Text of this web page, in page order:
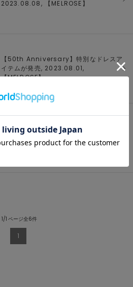
2023.08.08, 【 MELROSE 】
【50th Anniversary】特別なドレスア
イテムが発売, 2023.08.01,
【MELROSE】
WEEKLY RANKING Aug.Vol.1,
2023.08.01, 【MELROSE】
1/1 ページ全6件
1